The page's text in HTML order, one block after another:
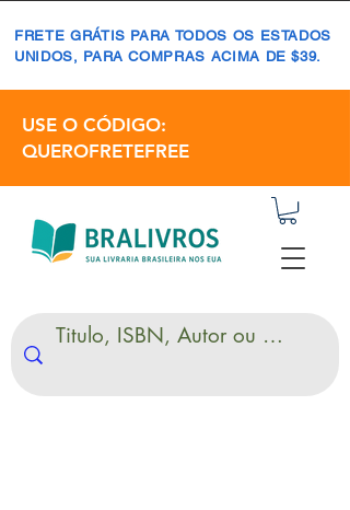
FRETE GRÁTIS PARA TODOS OS ESTADOS
UNIDOS, PARA COMPRAS ACIMA DE $39.
USE O CÓDIGO:
QUEROFRETEFREE